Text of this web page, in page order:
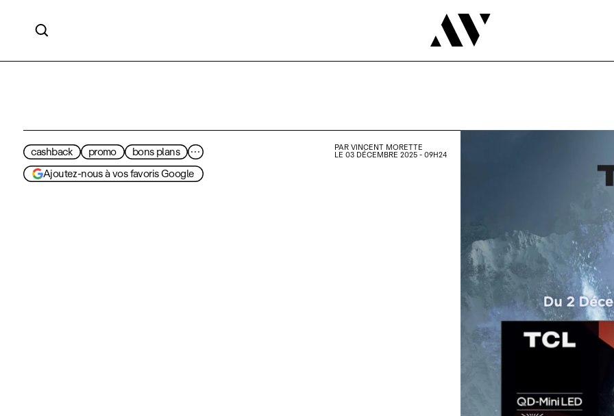

cashback promo bons plans
···
Ajoutez-nous à vos favoris Google
PARVINCENT MORETTE
LE 03 DÉCEMBRE 2025 - 09H24